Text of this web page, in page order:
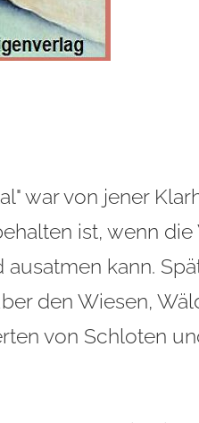
war von jener
ist, wenn
kann.
den Wiesen,
von Schloten